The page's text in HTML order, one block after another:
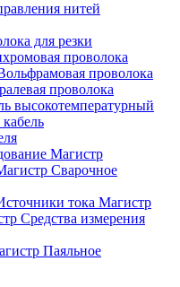
нитей
для резки
проволока
проволока
проволока
высокотемпературный
Магистр
Сварочное
тока Магистр
Средства измерения
Паяльное